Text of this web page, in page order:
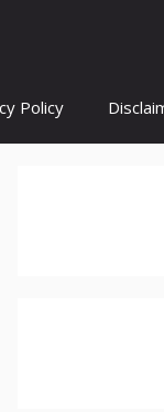
Policy